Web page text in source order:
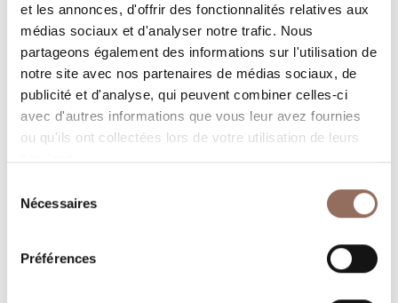
et les annonces, d'offrir des fonctionnalités relatives aux
médias sociaux et d'analyser notre trafic. Nous
partageons également des informations sur l'utilisation de
notre site avec nos partenaires de médias sociaux, de
publicité et d'analyse, qui peuvent combiner celles-ci
avec d'autres informations que vous leur avez fournies
ou qu'ils ont collectées lors de votre utilisation de leurs
services.
Nécessaires
Préférences
Programmez où dormir, où manger, quoi faire et visiter
dans chaque coin de Langhe Monferrato Roero, tout en
gardant un œil sur la météo en temps réel
Où manger